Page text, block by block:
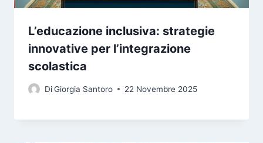
L’educazione inclusiva: strategie
innovative per l’integrazione
scolastica
DiGiorgia Santoro 22 Novembre 2025